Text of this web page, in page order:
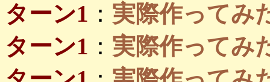
ターン1 ： 実際作ってみ
ターン1 ： 実際作ってみ